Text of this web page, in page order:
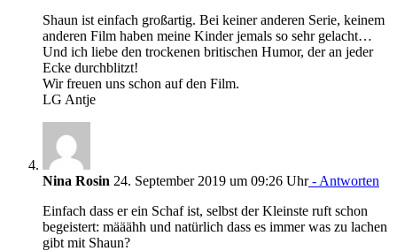
Shaun ist einfach großartig. Bei keiner anderen Serie, keinem
anderen Film haben meine Kinder jemals so sehr gelacht…
Und ich liebe den trockenen britischen Humor, der an jeder
Ecke durchblitzt!
Wir freuen uns schon auf den Film.
LG Antje
Nina Rosin 24. September 2019 um 09:26 Uhr- Antworten
Einfach dass er ein Schaf ist, selbst der Kleinste ruft schon
begeistert: määähh und natürlich dass es immer was zu lachen
gibt mit Shaun?